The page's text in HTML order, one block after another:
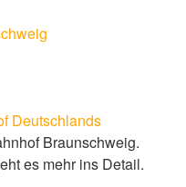
Deutschlands
Braunschweig.
es mehr ins Detail.